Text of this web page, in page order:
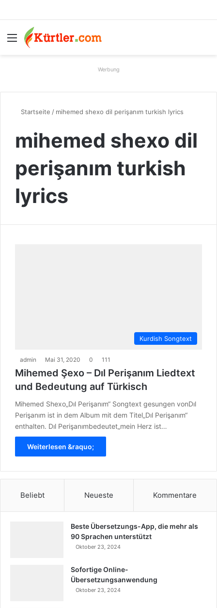
Menü
Werbung
Startseite / mihemed shexo dil perişanım turkish lyrics
mihemed shexo dil
perişanım turkish
lyrics
Kurdish Songtext
admin Mai 31, 2020 0 111
Mihemed Şexo – Dıl Perişanım Liedtext
und Bedeutung auf Türkisch
Mihemed Shexo„Dıl Perişanım“ Songtext gesungen vonDıl
Perişanım ist in dem Album mit dem Titel„Dıl Perişanım“
enthalten. Dıl Perişanımbedeutet„mein Herz ist…
Weiterlesen &raquo;
Beliebt Neueste Kommentare
Beste Übersetzungs-App, die mehr als
90 Sprachen unterstützt
Oktober 23, 2024
Sofortige Online-
Übersetzungsanwendung
Oktober 23, 2024